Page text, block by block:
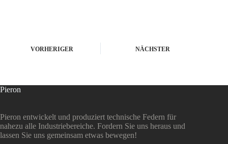
VORHERIGER NÄCHSTER
Pieron
Pieron entwickelt und produziert technische Federn für
nahezu alle Industriebereiche. Fordern Sie uns heraus und
lassen Sie uns gemeinsam etwas bewegen!